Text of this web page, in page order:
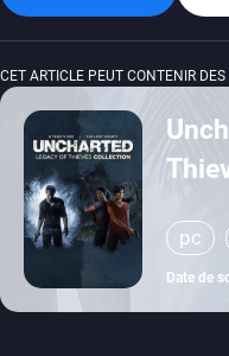
CET ARTICLE PEUT CONTENIR
pc
Date de